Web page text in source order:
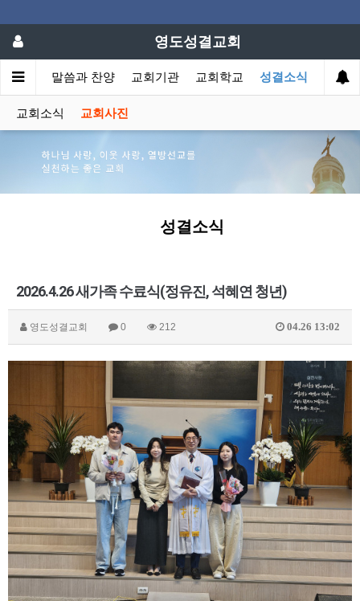
영도성결교회
소개 말씀과 찬양 교회기관 교회학교 성결소식
교회소식 교회사진
성결소식
2026.4.26 새가족 수료식(정유진, 석혜연 청년)
영도성결교회 0 212 04.26 13:02